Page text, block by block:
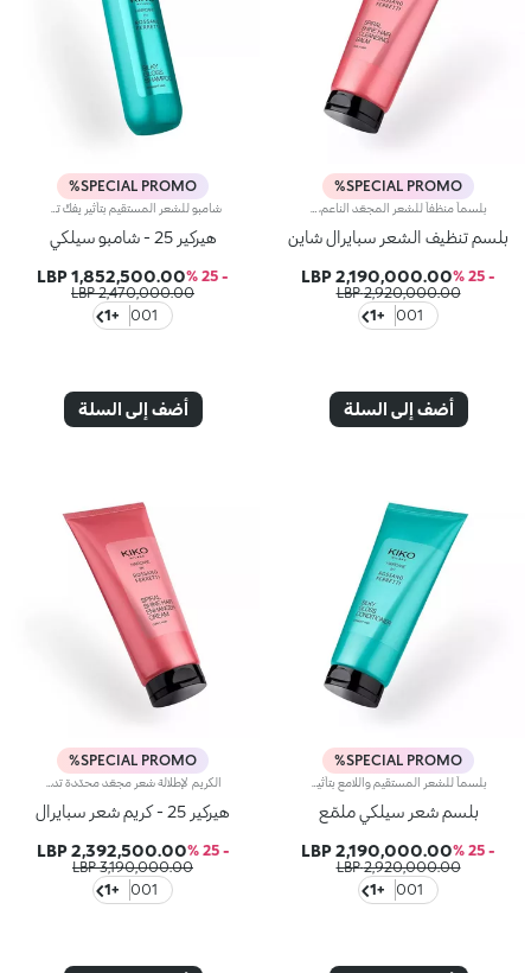
SPECIAL PROMO%
بلسم تنظيف الشعر سبايرال شاين
- 25 %
2,190,000.00 LBP
2,920,000.00 LBP
001
+1
أضف إلى السلة
SPECIAL PROMO%
هيركير 25 - شامبو سيلكي
- 25 %
1,852,500.00 LBP
2,470,000.00 LBP
001
+1
أضف إلى السلة
SPECIAL PROMO%
بلسم شعر سيلكي ملمّع
- 25 %
2,190,000.00 LBP
2,920,000.00 LBP
001
+1
SPECIAL PROMO%
هيركير 25 - كريم شعر سبايرال
- 25 %
2,392,500.00 LBP
3,190,000.00 LBP
001
+1